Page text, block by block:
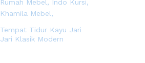
Tempat Tidur Kayu Jari
Jari Klasik Modern